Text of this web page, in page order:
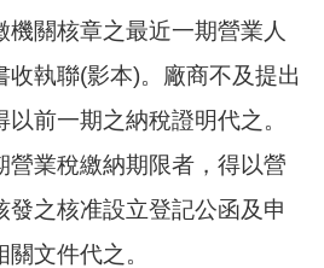
關核章之最近一期營業人
收執聯(影本)。廠商不及提出
前一期之納稅證明代之。
營業稅繳納期限者，得以營
發之核准設立登記公函及申
文件代之。